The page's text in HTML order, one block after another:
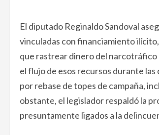
El diputado Reginaldo Sandoval
vinculadas con financiamiento
que rastrear dinero del
el flujo de esos recursos durante las
por rebase de topes de campaña,
obstante, el legislador respaldó la
presuntamente ligados a la